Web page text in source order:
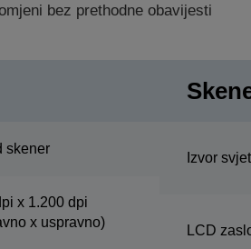
bez prethodne obavijesti
skener
x 1.200 dpi
x uspravno)
Izvor
LCD